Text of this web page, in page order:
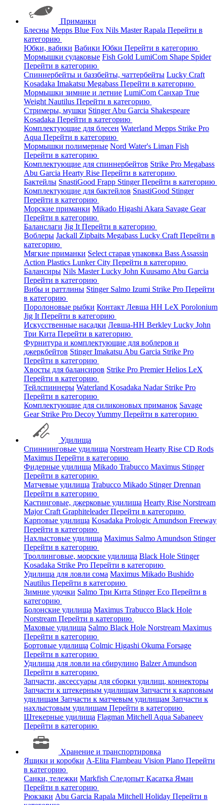
Приманки
Блесны Mepps Blue Fox Nils MasterRapala Перейти в
категорию
Юбки, вабики Вабики Юбки Перейти в категорию
Мормышки судаковые Fish Gold LumiCom Shape Spider
Перейти в категорию
Спиннербейты и баззбейты, чаттербейты Lucky Craft
Kosadaka Imakatsu Megabass Перейти в категорию
Мормышки зимние и летние LumiCom Санхар True
Weight Nautilus Перейти в категорию
Стримеры, мушки StingerAbu Garcia Shakespeare
Kosadaka Перейти в категорию
Комплектующие для блесен Waterland Mepps Strike Pro
Aqua Перейти в категорию
Мормышки полимерные Nord Water's Liman Fish
Перейти в категорию
Комплектующие для спиннербейтов Strike Pro Megabass
Abu Garcia Hearty Rise Перейти в категорию
Бактейлы SnastiGood Frapp StingerПерейти в категорию
Комплектующие для бактейлов SnastiGood Stinger
Перейти в категорию
Морские приманки Mikado Higashi Akara Savage Gear
Перейти в категорию
Баланслаги Jig It Перейти в категорию
Воблеры Jackall Zipbaits Megabass Lucky Craft Перейти в
категорию
Мягкие приманки Select старая упаковка Bass Assassin
Action Plastics Lunker City Перейти в категорию
Балансиры Nils MasterLucky John Kuusamo Abu Garcia
Перейти в категорию
Вибы и раттлины Stinger Salmo Izumi Strike Pro Перейти
в категорию
Поролоновые рыбки Контакт Левша НН LeX Porolonium
Jig It Перейти в категорию
Искусственные насадки Левша-НН Berkley Lucky John
Три Кита Перейти в категорию
Фурнитура и комплектующие для воблеров и
джеркбейтов StingerImakatsu Abu Garcia Strike Pro
Перейти в категорию
Хвосты для балансиров Strike Pro PremierHelios LeX
Перейти в категорию
Тейлспиннеры Waterland Kosadaka Nadar Strike Pro
Перейти в категорию
Комплектующие для силиконовых приманок Savage
Gear Strike Pro DecoyYummy Перейти в категорию
Удилища
Спиннинговые удилища Norstream Hearty Rise CD Rods
Maximus Перейти в категорию
Фидерные удилища Mikado Trabucco Maximus Stinger
Перейти в категорию
Матчевые удилища Trabucco Mikado StingerDrennan
Перейти в категорию
Кастинговые, джерковые удилища Hearty Rise Norstream
Major Craft GraphiteleaderПерейти в категорию
Карповые удилища Kosadaka Prologic Amundson Freeway
Перейти в категорию
Нахлыстовые удилища Maximus Salmo Amundson Stinger
Перейти в категорию
Троллинговые, морские удилища Black Hole Stinger
Kosadaka Strike Pro Перейти в категорию
Удилища для ловли сома Maximus Mikado Bushido
Nautilus Перейти в категорию
Зимние удочки Salmo Три Кита StingerEco Перейти в
категорию
Болонские удилища Maximus Trabucco Black Hole
Norstream Перейти в категорию
Маховые удилища Salmo Black Hole Norstream Maximus
Перейти в категорию
Бортовые удилища Colmic Higashi Okuma Forsage
Перейти в категорию
Удилища для ловли на сбирулино BalzerAmundson
Перейти в категорию
Запчасти, аксессуары для сборки удилищ, коннекторы
Запчасти к штекерным удилищам Запчасти к карповым
удилищам Запчасти к матчевым удилищам Запчасти к
нахлыстовым удилищам Перейти в категорию
Штекерные удилища Flagman Mitchell Aqua Sabaneev
Перейти в категорию
Хранение и транспортировка
Ящики и коробки A-Elita Flambeau Vision Plano Перейти
в категорию
Санки, тележки Markfish Следопыт Касатка Яман
Перейти в категорию
Рюкзаки Abu Garcia Rapala Mitchell Holiday Перейти в